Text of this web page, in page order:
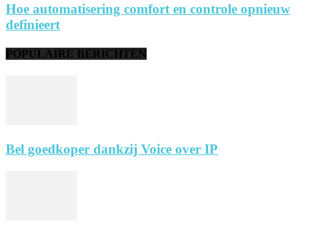
Hoe automatisering comfort en controle opnieuw
definieert
POPULAIRE BERICHTEN
Bel goedkoper dankzij Voice over IP